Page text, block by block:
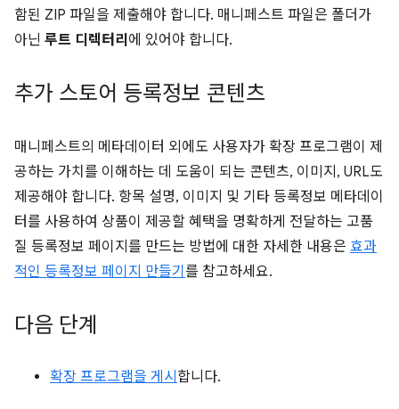
함된 ZIP 파일을 제출해야 합니다. 매니페스트 파일은 폴더가
아닌 루트 디렉터리 에 있어야 합니다.
추가 스토어 등록정보 콘텐츠
매니페스트의 메타데이터 외에도 사용자가 확장 프로그램이 제
공하는 가치를 이해하는 데 도움이 되는 콘텐츠, 이미지, URL도
제공해야 합니다. 항목 설명, 이미지 및 기타 등록정보 메타데이
터를 사용하여 상품이 제공할 혜택을 명확하게 전달하는 고품
질 등록정보 페이지를 만드는 방법에 대한 자세한 내용은 효과
적인 등록정보 페이지 만들기 를 참고하세요.
다음 단계
확장 프로그램을 게시 합니다.